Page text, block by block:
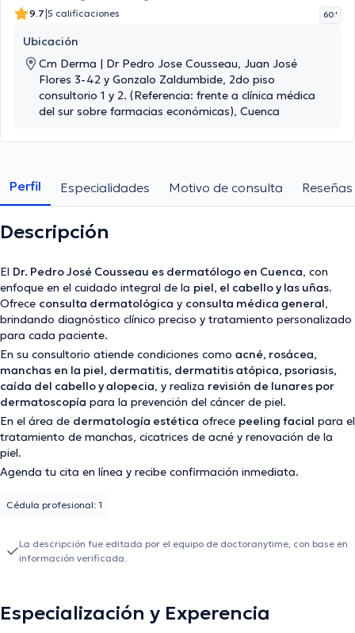
9.7|5 calificaciones 60 '
Ubicación
Cm Derma | Dr Pedro Jose Cousseau, Juan José
Flores 3-42 y Gonzalo Zaldumbide, 2do piso
consultorio 1 y 2. (Referencia: frente a clínica médica
del sur sobre farmacias económicas), Cuenca
Perfil Especialidades Motivo de consulta Reseñas
Descripción
El Dr. Pedro José Cousseau es dermatólogo en Cuenca, con
enfoque en el cuidado integral de la piel, el cabello y las uñas.
Ofrece consulta dermatológica y consulta médica general,
brindando diagnóstico clínico preciso y tratamiento personalizado
para cada paciente.
En su consultorio atiende condiciones como acné, rosácea,
manchas en la piel, dermatitis, dermatitis atópica, psoriasis,
caída del cabello y alopecia, y realiza revisión de lunares por
dermatoscopía para la prevención del cáncer de piel.
En el área de dermatología estética ofrece peeling facial para el
tratamiento de manchas, cicatrices de acné y renovación de la
piel.
Agenda tu cita en línea y recibe confirmación inmediata.
Cédula profesional: 1
La descripción fue editada por el equipo de doctoranytime, con base en
información verificada.
Especialización y Experencia